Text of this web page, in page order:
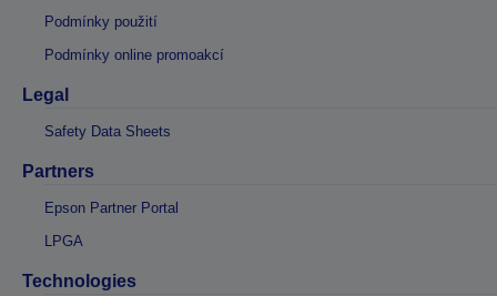
Podmínky použití
Podmínky online promoakcí
Legal
Safety Data Sheets
Partners
Epson Partner Portal
LPGA
Technologies